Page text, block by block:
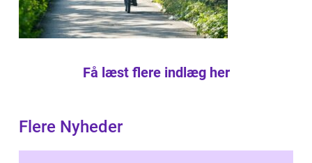
Få læst flere indlæg her
Flere Nyheder